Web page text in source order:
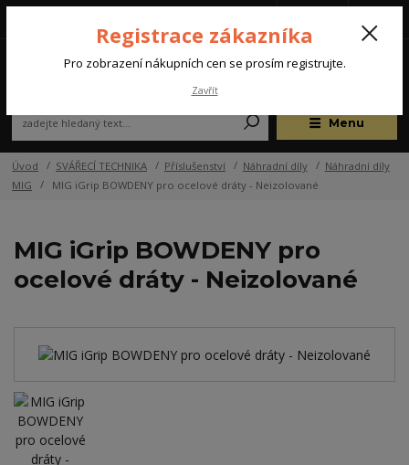
Menu
(Po-Pá, 07:00-15:30 hod.)
Úvod SVÁŘECÍ TECHNIKA Příslušenství Náhradní díly
Náhradní díly
MIG
MIG iGrip BOWDENY pro ocelové dráty - Neizolované
MIG iGrip BOWDENY pro
ocelové dráty - Neizolované
Registrace zákazníka
Pro zobrazení nákupních cen se prosím registrujte.
Zavřít